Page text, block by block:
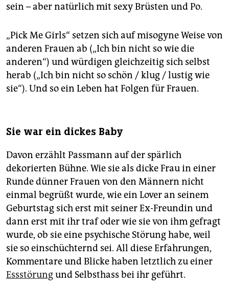
sein – aber natürlich mit sexy Brüsten und Po.
„Pick Me Girls“ setzen sich auf misogyne Weise von
anderen Frauen ab („Ich bin nicht so wie die
anderen“) und würdigen gleichzeitig sich selbst
herab („Ich bin nicht so schön / klug / lustig wie
sie“). Und so ein Leben hat Folgen für Frauen.
Sie war ein dickes Baby
Davon erzählt Passmann auf der spärlich
dekorierten Bühne. Wie sie als dicke Frau in einer
Runde dünner Frauen von den Männern nicht
einmal begrüßt wurde, wie ein Lover an seinem
Geburtstag sich erst mit seiner Ex-Freundin und
dann erst mit ihr traf oder wie sie von ihm gefragt
wurde, ob sie eine psychische Störung habe, weil
sie so einschüchternd sei. All diese Erfahrungen,
Kommentare und Blicke haben letztlich zu einer
Essstörungund Selbsthass bei ihr geführt.